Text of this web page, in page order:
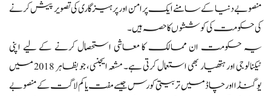
منصوبے دنیا کے سامنے ایک پرامن اور پرہیزگاری کی تصویر پیش کرنے
کی حکومت کی کوششوں کا حصہ ہیں۔
یہ حکومت ان ممالک کا معاشی استحصال کرنے کے لیے اپنی
ٹیکنالوجی اور ہتھیار بھی استعمال کرتی ہے۔ مشعہ ایجنسی، جو بظاہر 2018 میں
یوگنڈا اور چاڈ میں تربیتی کورس جیسے مفت یا کم لاگت کے منصوبے